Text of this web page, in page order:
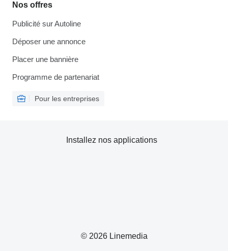
Nos offres
Publicité sur Autoline
Déposer une annonce
Placer une bannière
Programme de partenariat
Pour les entreprises
© 2026 Linemedia
Installez nos applications